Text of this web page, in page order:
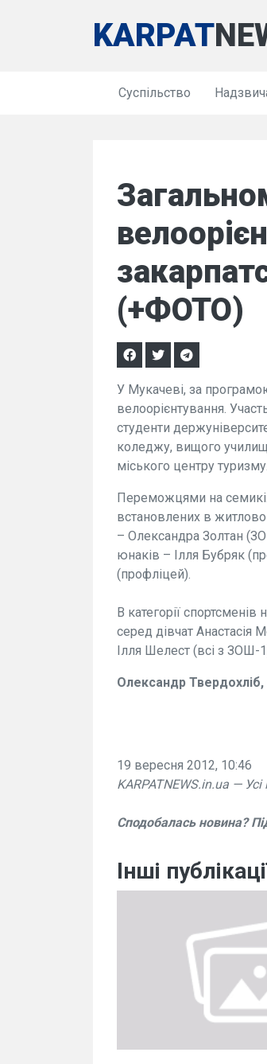
KARPAT
Суспільство
(+ФОТО)
У Мукачеві, за
велоорієнтування.
студенти
коледжу, вищого
міського центру туризму.
Переможцями на
встановлених в
– Олександра Золтан
юнаків – Ілля Бубряк
(профліцей).
В категорії
серед дівчат Анастасія
Ілля Шелест (всі з
Олександр
19 вересня 2012, 10:46
KARPATNEWS.in.ua —
Сподобалась новина?
Інші